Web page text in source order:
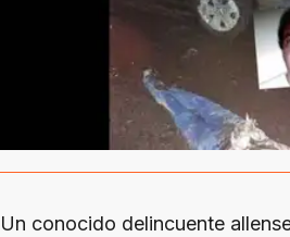
Un conocido delincuente